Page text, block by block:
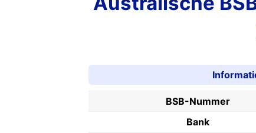
BSB-Nummer
Bank